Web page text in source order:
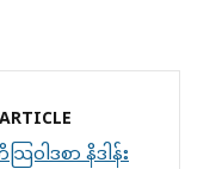
ဝါဒစာ နိဒါန်း